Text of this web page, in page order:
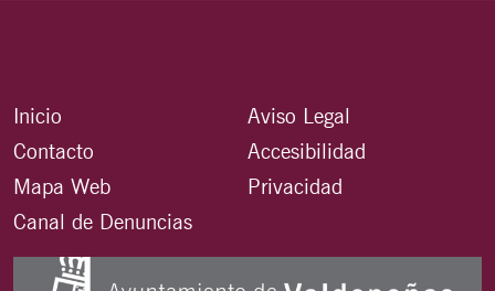
Inicio
Contacto
Mapa Web
Canal de Denuncias
Aviso Legal
Accesibilidad
Privacidad